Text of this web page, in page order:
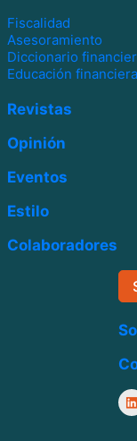
Fiscalidad
Asesoramiento
Diccionario
Educación financiera
Revistas
Opinión
Eventos
Estilo
Colaboradores